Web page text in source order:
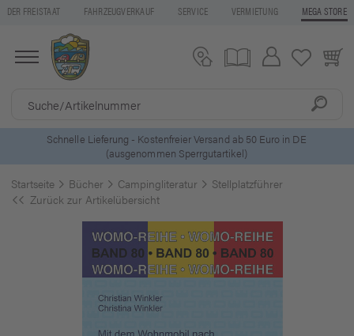
DER FREISTAAT FAHRZEUGVERKAUF SERVICE VERMIETUNG MEGA STORE
Schnelle Lieferung - Kostenfreier Versand ab 50 Euro in DE
(ausgenommen Sperrgutartikel)
Startseite Bücher Campingliteratur
Stellplatzführer
Zurück zur Artikelübersicht